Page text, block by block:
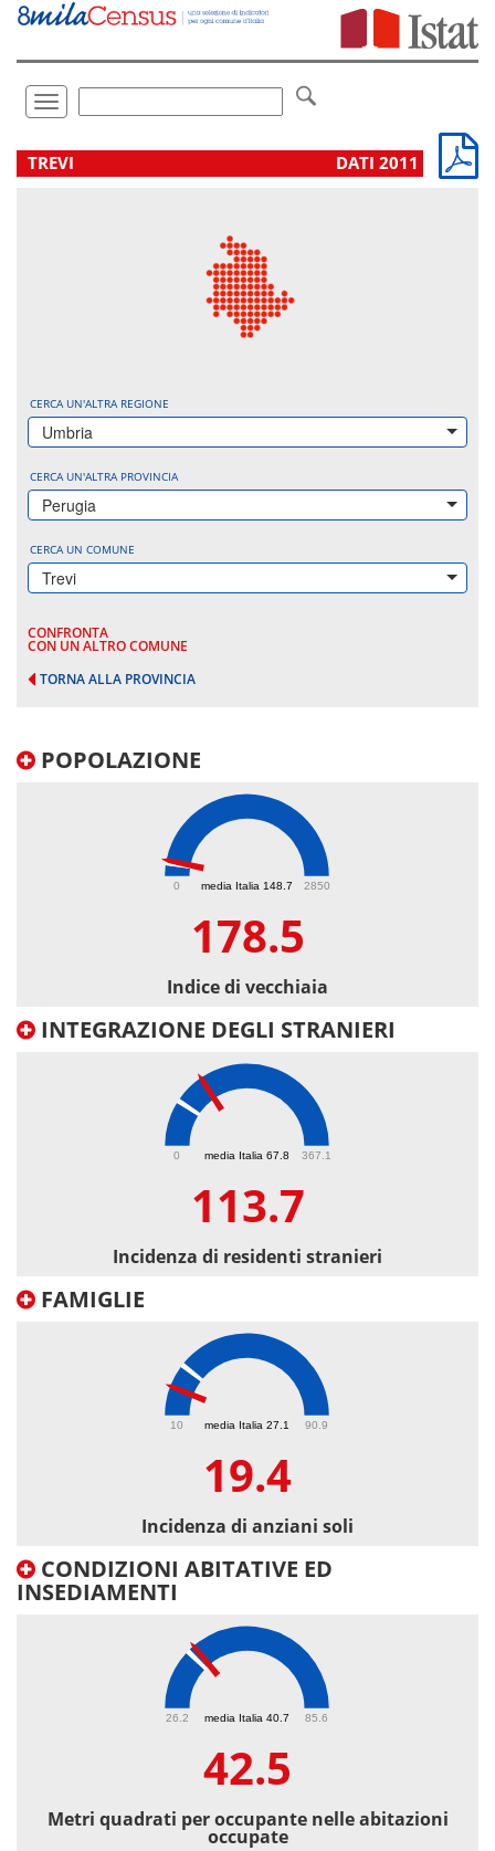
Vai
direttamente
Toggle
navigation
.
TREVI DATI 2011
CERCA UN'ALTRA REGIONE
Umbria
CERCA UN'ALTRA PROVINCIA
Perugia
CERCA UN COMUNE
Trevi
CONFRONTA
CON UN ALTRO COMUNE
TORNA ALLA PROVINCIA
POPOLAZIONE
media Italia 148.7
0 2850
178.5
Indice di vecchiaia
INTEGRAZIONE DEGLI STRANIERI
media Italia 67.8
0 367.1
113.7
Incidenza di residenti stranieri
FAMIGLIE
media Italia 27.1
10 90.9
19.4
Incidenza di anziani soli
CONDIZIONI ABITATIVE ED
INSEDIAMENTI
media Italia 40.7
26.2 85.6
42.5
Metri quadrati per occupante nelle abitazioni
occupate